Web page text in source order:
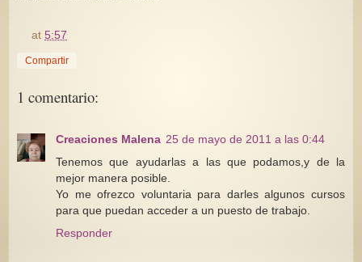
at5:57
Compartir
1 comentario:
Creaciones Malena 25 de mayo de 2011 a las 0:44
Tenemos que ayudarlas a las que podamos,y de la
mejor manera posible.
Yo me ofrezco voluntaria para darles algunos cursos
para que puedan acceder a un puesto de trabajo.
Responder